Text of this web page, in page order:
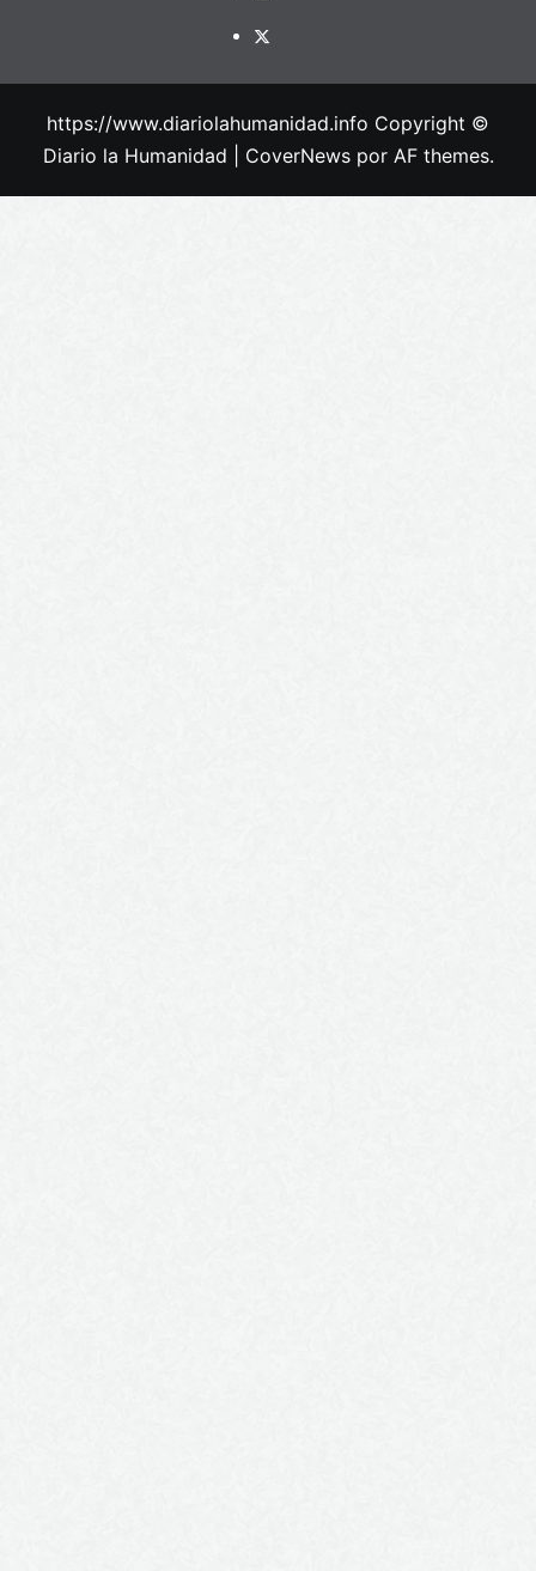
https://www.diariolahumanidad.info Copyright ©
Diario la Humanidad
CoverNewspor AF themes.